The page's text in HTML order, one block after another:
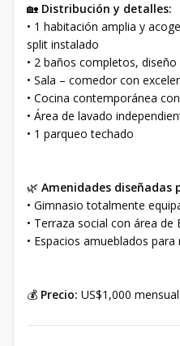
🏡 Distribución y detalles:
• 1 habitación amplia y
split instalado
• 2 baños completos,
• Sala – comedor con
• Cocina contemporánea
• Área de lavado
• 1 parqueo techado
🌿 Amenidades diseñadas
• Gimnasio totalmente
• Terraza social con área de
• Espacios amueblados
💰 Precio: US$1,000